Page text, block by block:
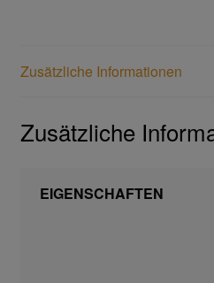
Bestellformular
Home
Zusätzliche Informationen
Zusätzliche
EIGENSCHAFTEN